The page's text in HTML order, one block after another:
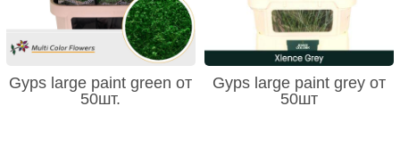
Gyps large paint green от
50шт.
Gyps large paint grey от
50шт